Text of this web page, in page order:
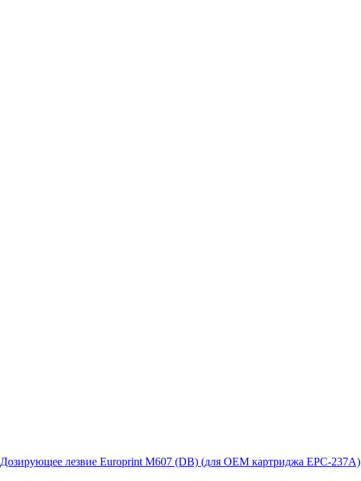
Дозирующее лезвие Europrint M607 (DB) (для ОЕМ картриджа EPC-237A)